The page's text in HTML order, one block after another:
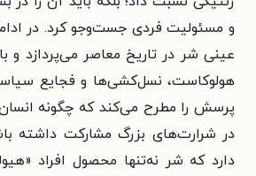
و مسئولیت فردی جست‌وجو کرد. در
عینی شر در تاریخ معاصر می‌پردازد و
هولوکاست، نسل‌کشی‌ها و فجایع
پرسش را مطرح می‌کند که چگونه
در شرارت‌های بزرگ مشارکت داشته
دارد که شر نه‌تنها محصول افراد